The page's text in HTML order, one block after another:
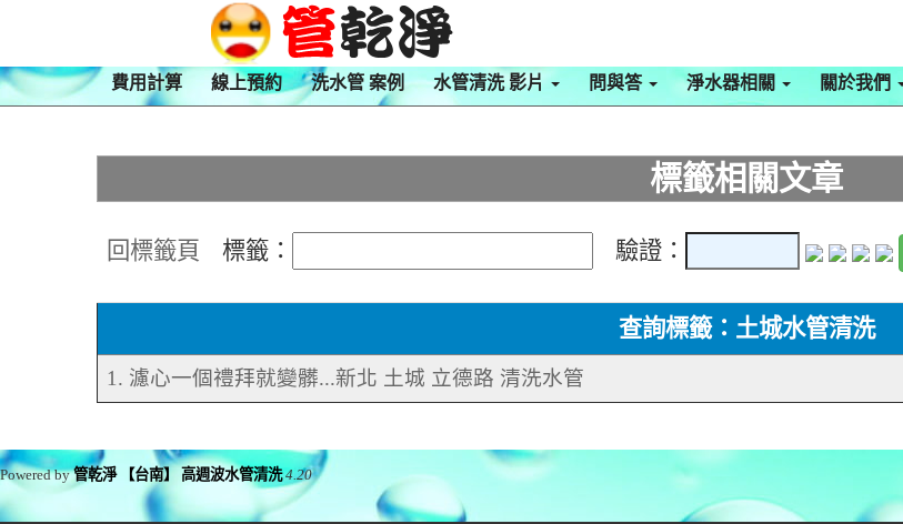
費用計算 線上預約 洗水管 案例 水管清洗 影片 問與答 淨水器相關 關於我們
標籤相關文章
回標籤頁 標籤： 驗證：
查詢標籤：土城水管清洗
1. 濾心一個禮拜就變髒...新北 土城 立德路 清洗水管
Powered by管乾淨 【台南】 高週波水管清洗 4.20